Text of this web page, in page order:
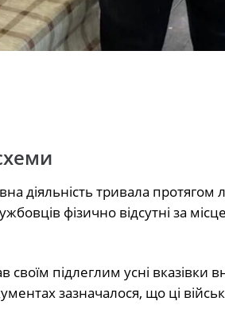
діяльність тривала
фізично відсутні за
підлеглим усні вказівки
зазначалося, що ці